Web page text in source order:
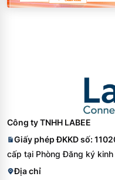
Công ty TNHH LABEE
Giấy phép ĐKKD số:
cấp tại Phòng Đăng ký
Địa chỉ